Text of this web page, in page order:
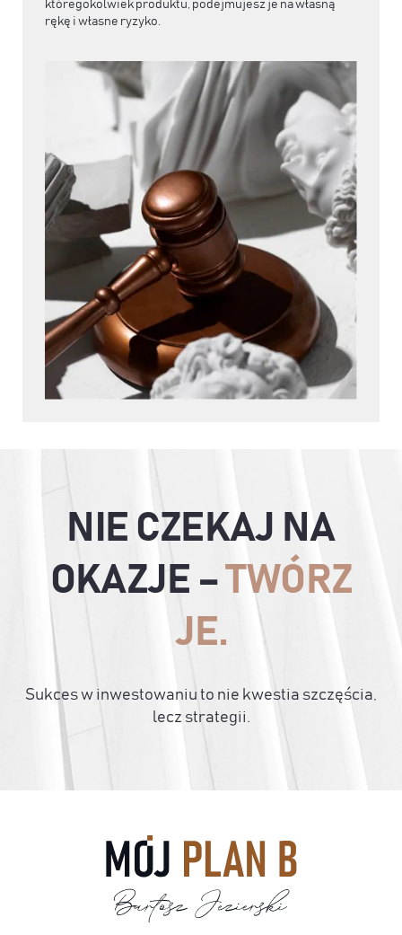
któregokolwiek produktu, podejmujesz je na własną
rękę i własne ryzyko.
NIE CZEKAJ NA
OKAZJE –TWÓRZ
JE.
Sukces w inwestowaniu to nie kwestia szczęścia,
lecz strategii.